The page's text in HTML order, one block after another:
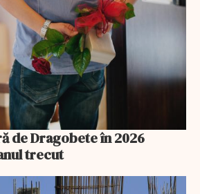
de Dragobete în 2026
trecut